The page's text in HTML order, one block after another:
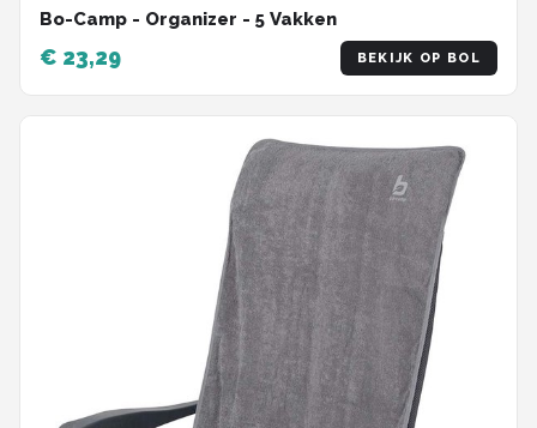
Bo-Camp - Organizer - 5 Vakken
€ 23,29 BEKIJK OP BOL